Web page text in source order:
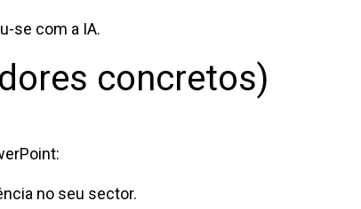
se com a IA.
concretos)
no seu sector.